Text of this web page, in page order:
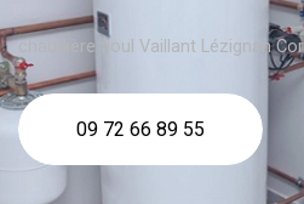
chaudière fioul Vaillant Lézignan
09 72 66 89 55